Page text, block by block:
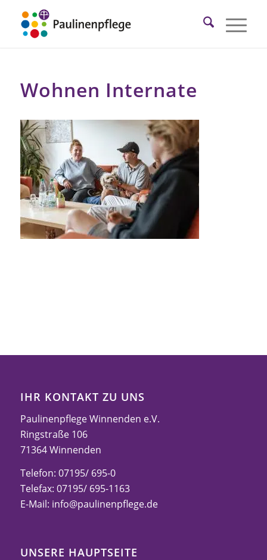
Wohnen Internate
IHR KONTAKT ZU UNS
Paulinenpflege Winnenden e.V.
Ringstraße 106
71364 Winnenden
Telefon: 07195/ 695-0
Telefax: 07195/ 695-1163
E-Mail: info@paulinenpflege.de
UNSERE HAUPTSEITE